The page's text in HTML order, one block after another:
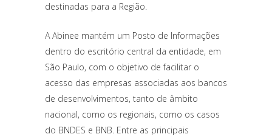
destinadas para a Região.
A Abinee mantém um Posto de Informações
dentro do escritório central da entidade, em
São Paulo, com o objetivo de facilitar o
acesso das empresas associadas aos bancos
de desenvolvimentos, tanto de âmbito
nacional, como os regionais, como os casos
do BNDES e BNB. Entre as principais